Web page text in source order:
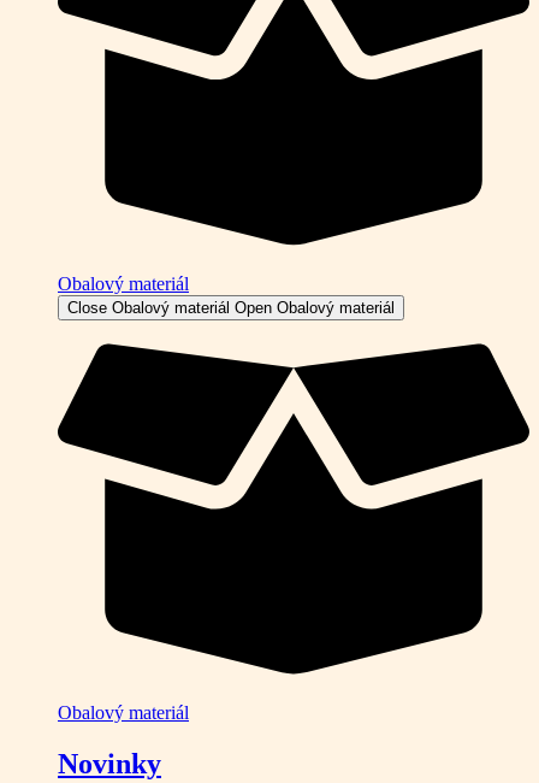
Obalový materiál
Close Obalový materiál Open Obalový materiál
Obalový materiál
Novinky